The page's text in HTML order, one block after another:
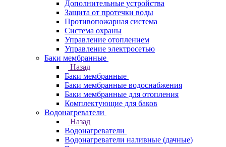
Дополнительные устройства
Защита от протечки воды
Противопожарная система
Система охраны
Управление отоплением
Управление электросетью
Баки мембранные
Назад
Баки мембранные
Баки мембранные водоснабжения
Баки мембранные для отопления
Комплектующие для баков
Водонагреватели
Назад
Водонагреватели
Водонагреватели наливные (дачные)